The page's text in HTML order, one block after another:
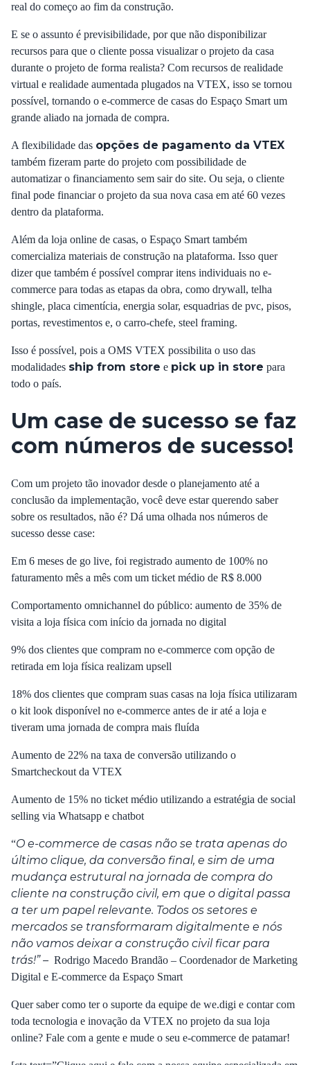
real do começo ao fim da construção.
E se o assunto é previsibilidade, por que não disponibilizar
recursos para que o cliente possa visualizar o projeto da casa
durante o projeto de forma realista? Com recursos de realidade
virtual e realidade aumentada plugados na VTEX, isso se tornou
possível, tornando o e-commerce de casas do Espaço Smart um
grande aliado na jornada de compra.
A flexibilidade das opções de pagamento da VTEX
também fizeram parte do projeto com possibilidade de
automatizar o financiamento sem sair do site. Ou seja, o cliente
final pode financiar o projeto da sua nova casa em até 60 vezes
dentro da plataforma.
Além da loja online de casas, o Espaço Smart também
comercializa materiais de construção na plataforma. Isso quer
dizer que também é possível comprar itens individuais no e-
commerce para todas as etapas da obra, como drywall, telha
shingle, placa cimentícia, energia solar, esquadrias de pvc, pisos,
portas, revestimentos e, o carro-chefe, steel framing.
Isso é possível, pois a OMS VTEX possibilita o uso das
modalidades ship from store e pick up in store para
todo o país.
Um case de sucesso se faz
com números de sucesso!
Com um projeto tão inovador desde o planejamento até a
conclusão da implementação, você deve estar querendo saber
sobre os resultados, não é? Dá uma olhada nos números de
sucesso desse case:
Em 6 meses de go live, foi registrado aumento de 100% no
faturamento mês a mês com um ticket médio de R$ 8.000
Comportamento omnichannel do público: aumento de 35% de
visita a loja física com início da jornada no digital
9% dos clientes que compram no e-commerce com opção de
retirada em loja física realizam upsell
18% dos clientes que compram suas casas na loja física utilizaram
o kit look disponível no e-commerce antes de ir até a loja e
tiveram uma jornada de compra mais fluída
Aumento de 22% na taxa de conversão utilizando o
Smartcheckout da VTEX
Aumento de 15% no ticket médio utilizando a estratégia de social
selling via Whatsapp e chatbot
“O e-commerce de casas não se trata apenas do
último clique, da conversão final, e sim de uma
mudança estrutural na jornada de compra do
cliente na construção civil, em que o digital passa
a ter um papel relevante. Todos os setores e
mercados se transformaram digitalmente e nós
não vamos deixar a construção civil ficar para
trás!” – Rodrigo Macedo Brandão – Coordenador de Marketing
Digital e E-commerce da Espaço Smart
Quer saber como ter o suporte da equipe de we.digi e contar com
toda tecnologia e inovação da VTEX no projeto da sua loja
online? Fale com a gente e mude o seu e-commerce de patamar!